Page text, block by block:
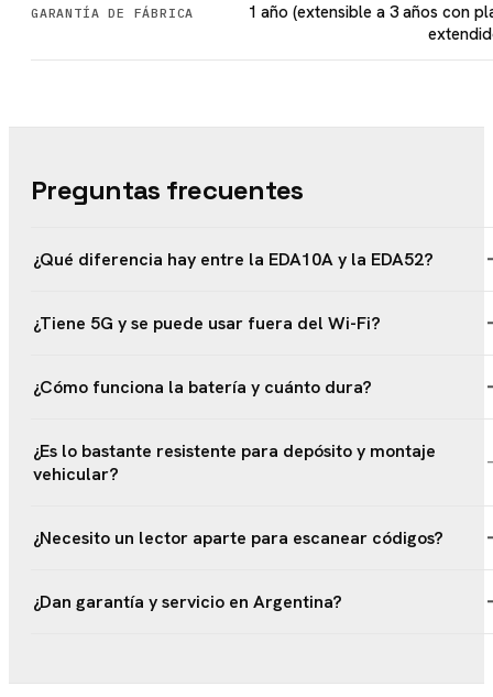
GARANTÍA DE FÁBRICA
1 año (extensible a 3 años con
Preguntas frecuentes
¿Qué diferencia hay entre la EDA10A y la EDA52?
¿Tiene 5G y se puede usar fuera del Wi-Fi?
¿Cómo funciona la batería y cuánto dura?
¿Es lo bastante resistente para depósito y montaje
vehicular?
¿Necesito un lector aparte para escanear códigos?
¿Dan garantía y servicio en Argentina?